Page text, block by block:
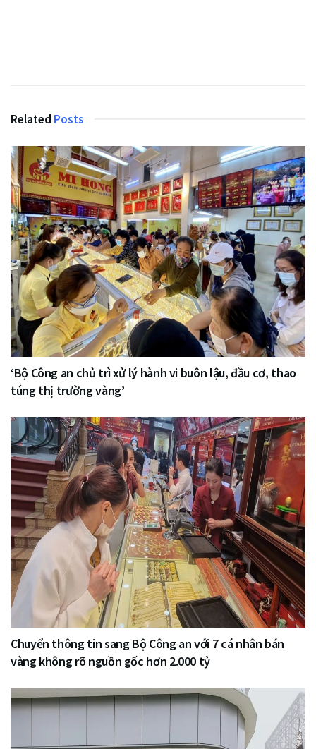
Related Posts
‘Bộ Công an chủ trì xử lý hành vi buôn lậu, đầu cơ, thao
túng thị trường vàng’
Chuyển thông tin sang Bộ Công an với 7 cá nhân bán
vàng không rõ nguồn gốc hơn 2.000 tỷ